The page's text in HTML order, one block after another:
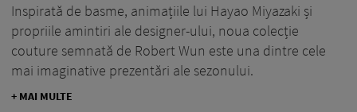
Inspirată de basme, animațiile lui Hayao Miyazaki și
propriile amintiri ale designer-ului, noua colecție
couture semnată de Robert Wun este una dintre cele
mai imaginative prezentări ale sezonului.
+ MAI MULTE